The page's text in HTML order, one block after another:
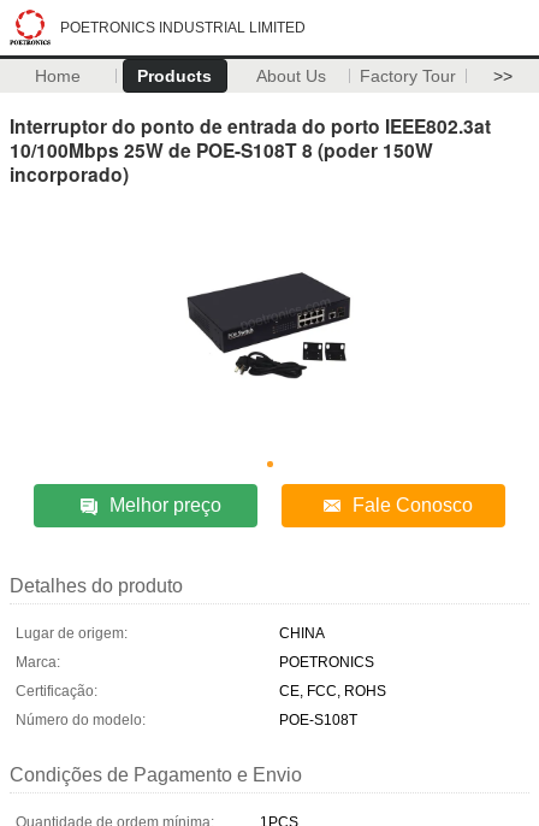
POETRONICS INDUSTRIAL LIMITED
Home Products About Us Factory Tour >>
Interruptor do ponto de entrada do porto IEEE802.3at
10/100Mbps 25W de POE-S108T 8 (poder 150W
incorporado)
Melhor preço Fale Conosco
Detalhes do produto
Lugar de origem:
CHINA
Marca:
POETRONICS
Certificação:
CE, FCC, ROHS
Número do modelo:
POE-S108T
Condições de Pagamento e Envio
Quantidade de ordem mínima:
1PCS